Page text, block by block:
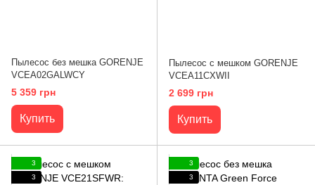
Пылесос без мешка GORENJE
VCEA02GALWCY
5 359 грн
Купить
Пылесос с мешком GORENJE
VCEA11CXWII
2 699 грн
Купить
3
3
3
3